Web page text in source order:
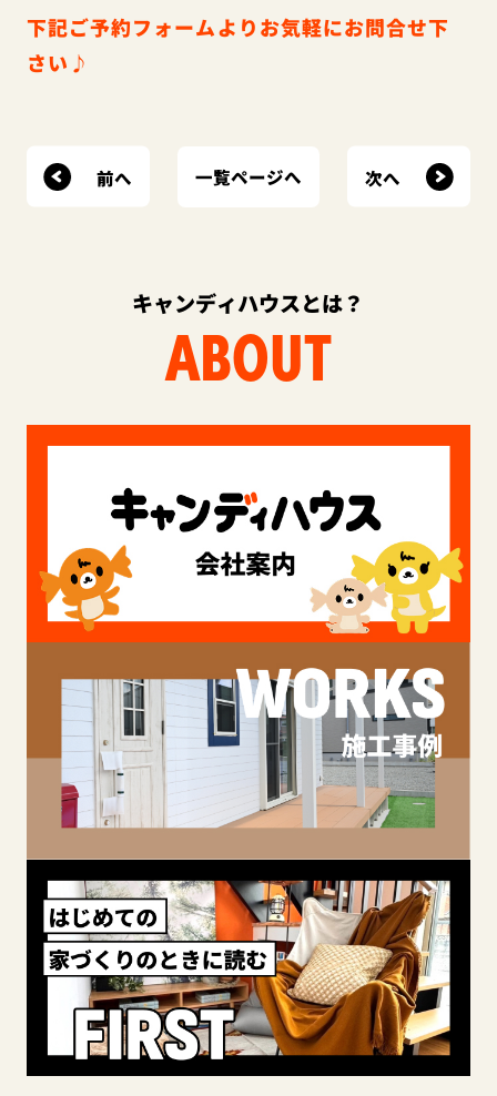
下記ご予約フォームよりお気軽にお問合せ下
さい♪
前へ 一覧ページへ 次へ
キャンディハウスとは？
ABOUT